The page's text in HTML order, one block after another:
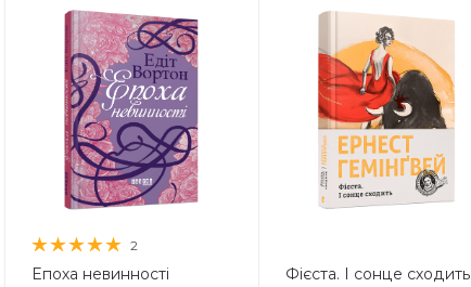
2
Епоха невинності Фієста. І сонце сходить